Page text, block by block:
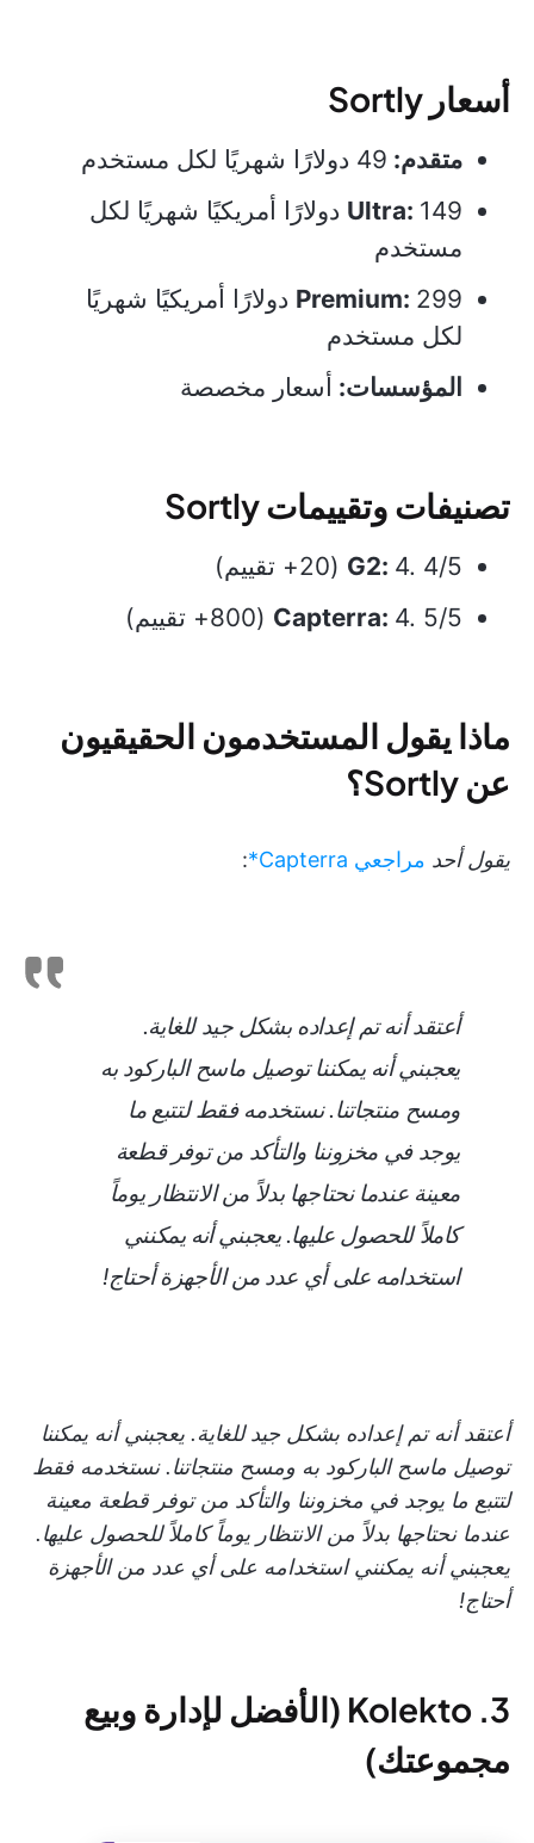
أسعار Sortly
متقدم: 49 دولارًا شهريًا لكل مستخدم
Ultra: 149 دولارًا أمريكيًا شهريًا لكل
مستخدم
Premium: 299 دولارًا أمريكيًا شهريًا
لكل مستخدم
المؤسسات: أسعار مخصصة
تصنيفات وتقييمات Sortly
G2: 4. 4/5 (20+ تقييم)
Capterra: 4. 5/5 (800+ تقييم)
ماذا يقول المستخدمون الحقيقيون
عن Sortly؟
يقول أحد مراجعي Capterra* :
أعتقد أنه تم إعداده بشكل جيد للغاية.
يعجبني أنه يمكننا توصيل ماسح الباركود به
ومسح منتجاتنا. نستخدمه فقط لتتبع ما
يوجد في مخزوننا والتأكد من توفر قطعة
معينة عندما نحتاجها بدلاً من الانتظار يوماً
كاملاً للحصول عليها. يعجبني أنه يمكنني
استخدامه على أي عدد من الأجهزة أحتاج!
أعتقد أنه تم إعداده بشكل جيد للغاية. يعجبني أنه يمكننا
توصيل ماسح الباركود به ومسح منتجاتنا. نستخدمه فقط
لتتبع ما يوجد في مخزوننا والتأكد من توفر قطعة معينة
عندما نحتاجها بدلاً من الانتظار يوماً كاملاً للحصول عليها.
يعجبني أنه يمكنني استخدامه على أي عدد من الأجهزة
أحتاج!
3. Kolekto (الأفضل لإدارة وبيع
مجموعتك)